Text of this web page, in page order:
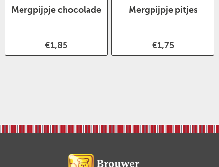
Mergpijpje chocolade
€1,85
Mergpijpje pitjes
€1,75